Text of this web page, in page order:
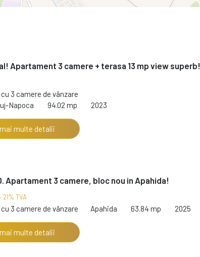
Apartament 3 camere + terasa 13 mp view superb!
3 camere de vânzare
Napoca
94.02 mp 2023
multe detalii
Apartament 3 camere, bloc nou in Apahida!
21% TVA
3 camere de vânzare Apahida 63.84 mp 2025
multe detalii